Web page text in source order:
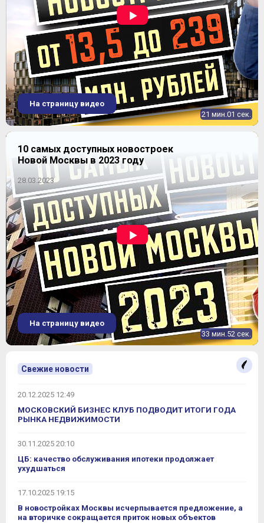
Продано
ЖК "Михайловский парк"
21 мин.01 сек.
На страницу видео
10 самых доступных новостроек
Новой Москвы в 2023 году
28.03.2023
33 мин.52 сек.
На страницу видео
Свежие новости
20.12.2025 12:49
МОСКОВСКИЙ БИЗНЕС КЛУБ ПОДВОДИТ ИТОГИ ГОДА
РЫНКА НЕДВИЖИМОСТИ
30.11.2025 20:10
ЦБ: качество обслуживания ипотеки продолжает
ухудшаться
17.10.2025 19:15
В новостройках Москвы исчерпывается предложение, а
на вторичке сокращается приток новых объектов